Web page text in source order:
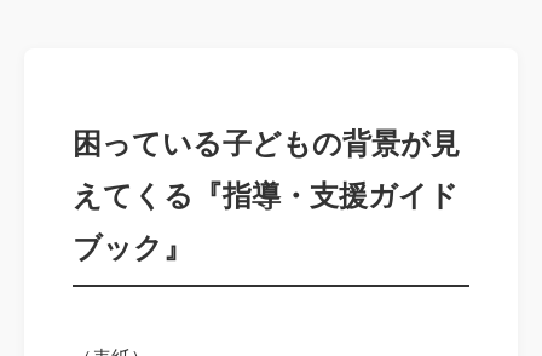
困っている子どもの背景が見
えてくる『指導・支援ガイド
ブック』